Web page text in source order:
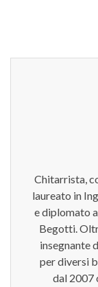
Chitarrista,
laureato in
e diplomato
Begotti.
insegnante
per diversi
dal 2007